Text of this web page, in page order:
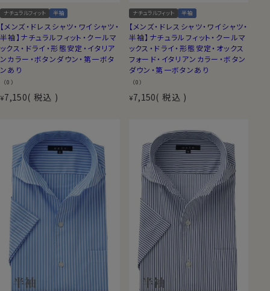
ナチュラルフィット 半袖
【メンズ・ドレスシャツ・ワイシャツ・
半袖】ナチュラルフィット・クールマ
ックス・ドライ・形態安定・イタリア
ンカラー・ボタンダウン・第一ボタ
ンあり
（0）
¥7,150 税込
ナチュラルフィット 半袖
【メンズ・ドレスシャツ・ワイシャツ・
半袖】ナチュラルフィット・クールマ
ックス・ドライ・形態安定・オックス
フォード・イタリアンカラー・ボタン
ダウン・第一ボタンあり
（0）
¥7,150 税込